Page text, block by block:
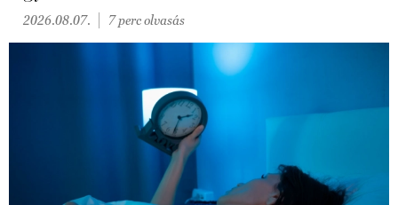
2026.08.07. 7 perc olvasás